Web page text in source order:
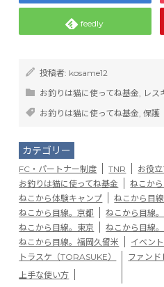
feedly
投稿者: kosame12
お釣りは猫に使ってね基金
レス
お釣りは猫に使ってね基金 ,保護
カテゴリー
FC・パートナー制度 TNR
お役
お釣りは猫に使ってね基金
ねこか
ねこから体験キャンプ
ねこから目
ねこから目線。京都
ねこから目線
ねこから目線。東京
ねこから目線
ねこから目線。福岡久留米
イベン
トラスケ（TORASUKE）
上手な使い方
ファンド